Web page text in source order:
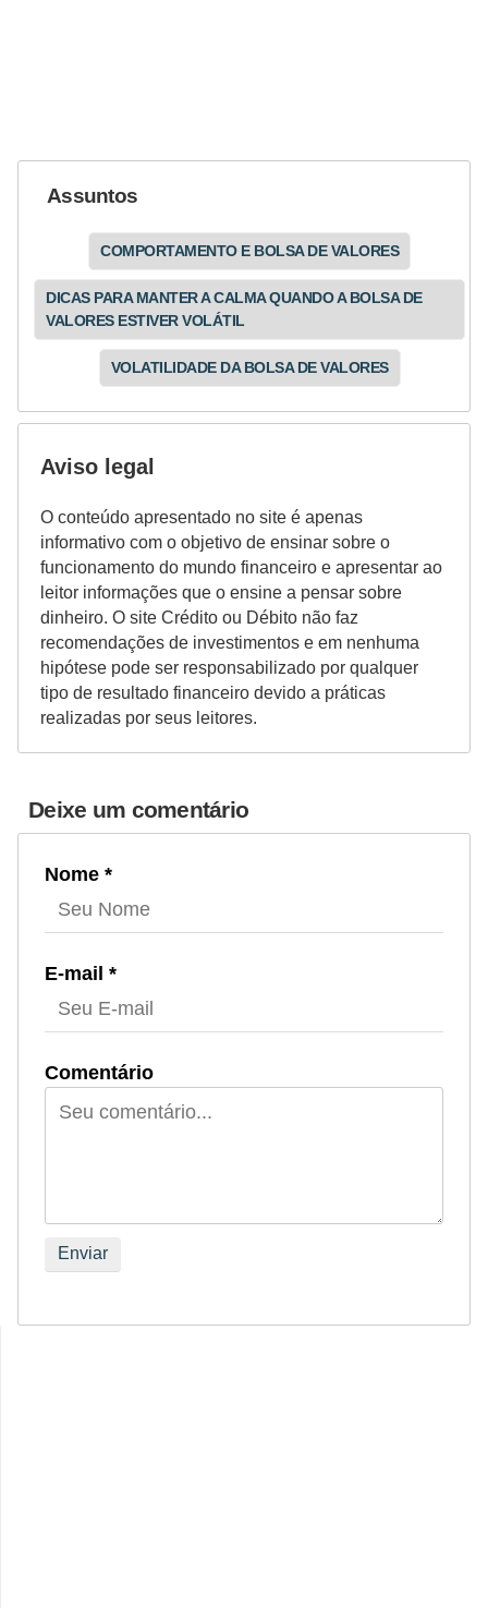
Assuntos
COMPORTAMENTO E BOLSA DE VALORES
DICAS PARA MANTER A CALMA QUANDO A BOLSA DE
VALORES ESTIVER VOLÁTIL
VOLATILIDADE DA BOLSA DE VALORES
Aviso legal
O conteúdo apresentado no site é apenas
informativo com o objetivo de ensinar sobre o
funcionamento do mundo financeiro e apresentar ao
leitor informações que o ensine a pensar sobre
dinheiro. O site Crédito ou Débito não faz
recomendações de investimentos e em nenhuma
hipótese pode ser responsabilizado por qualquer
tipo de resultado financeiro devido a práticas
realizadas por seus leitores.
Deixe um comentário
Nome *
E-mail *
Comentário